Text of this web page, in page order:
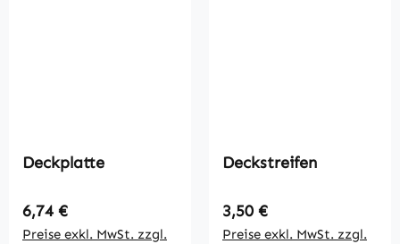
Deckplatte
Regulärer Preis:
6,74 €
Preise exkl. MwSt. zzgl.
Deckstreifen
Regulärer Preis:
3,50 €
Preise exkl. MwSt. zzgl.